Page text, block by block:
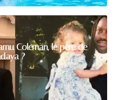
Coleman, le père de
?